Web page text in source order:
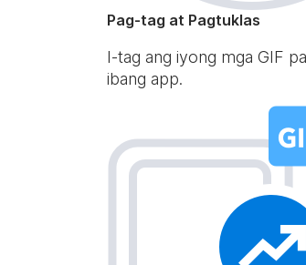
Pag-tag at Pagtuklas
I-tag ang iyong mga GIF
ibang app.